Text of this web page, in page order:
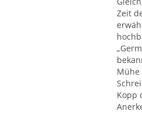
Zeit
Mühe
Kopp